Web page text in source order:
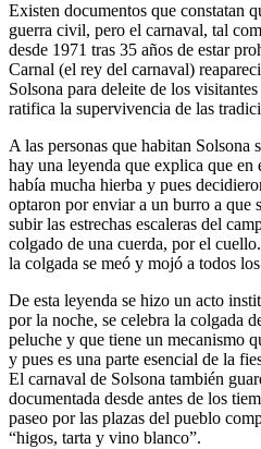
Existen documentos que constatan
guerra civil, pero el carnaval, tal
desde 1971 tras 35 años de estar
Carnal (el rey del carnaval)
Solsona para deleite de los
ratifica la supervivencia de las
A las personas que habitan Solsona
hay una leyenda que explica que en
había mucha hierba y pues
optaron por enviar a un burro a que
subir las estrechas escaleras del
colgado de una cuerda, por el
la colgada se meó y mojó a todos los
De esta leyenda se hizo un acto
por la noche, se celebra la colgada
peluche y que tiene un mecanismo
y pues es una parte esencial de la
El carnaval de Solsona también
documentada desde antes de los
paseo por las plazas del pueblo
“higos, tarta y vino blanco”.